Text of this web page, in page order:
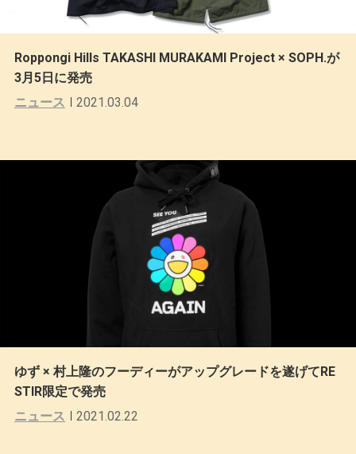
Roppongi Hills TAKASHI MURAKAMI Project × SOPH.が
3月5日に発売
ニュース
2021.03.04
ゆず × 村上隆のフーディーがアップグレードを遂げてRE
STIR限定で発売
ニュース
2021.02.22